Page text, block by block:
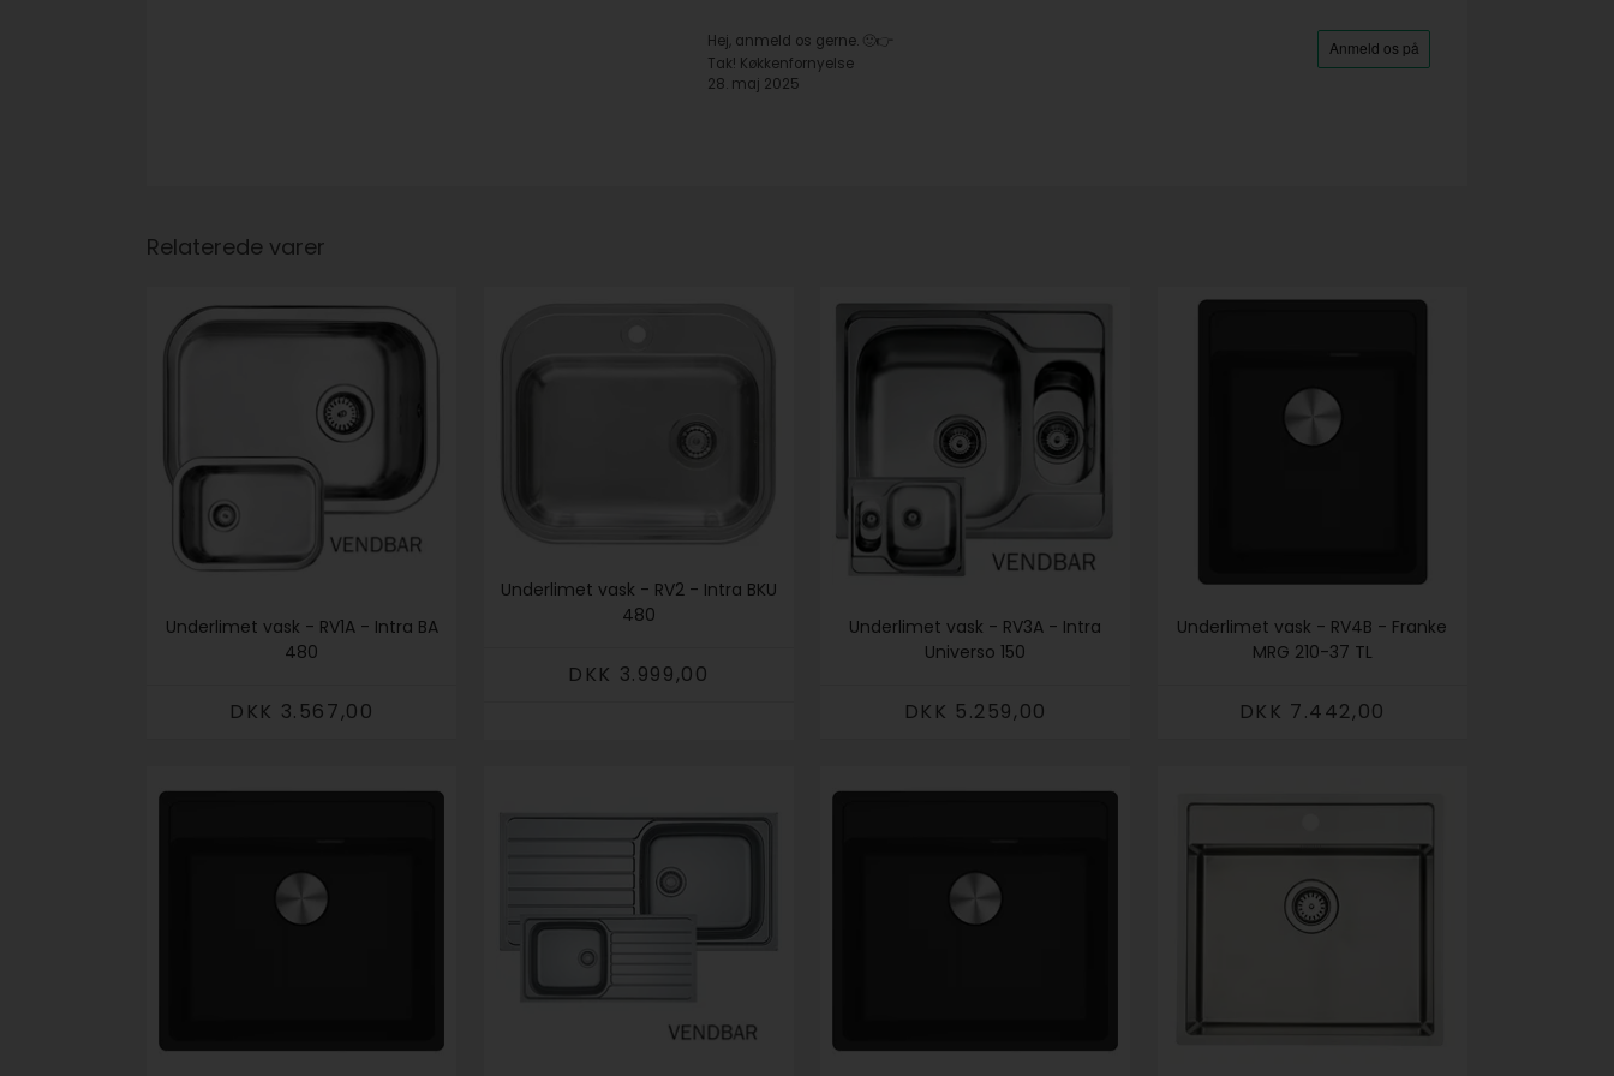
Hej, anmeld os gerne. 🙂👉
Tak! Køkkenfornyelse
28. maj 2025
Relaterede varer
Underlimet vask - RV1A - Intra BA
480
DKK 3.567,00
Underlimet vask - RV2 - Intra BKU
480
DKK 3.999,00
Underlimet vask - RV3A - Intra
Universo 150
DKK 5.259,00
Underlimet vask - RV4B - Franke
MRG 210-37 TL
DKK 7.442,00